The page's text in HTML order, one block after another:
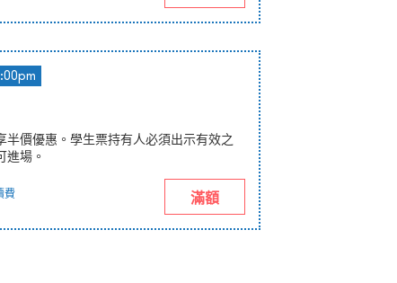
半價優惠。學生票持有人必須出示有效之
進場。
費 滿額